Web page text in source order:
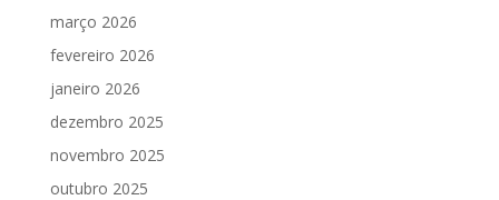
março 2026
fevereiro 2026
janeiro 2026
dezembro 2025
novembro 2025
outubro 2025